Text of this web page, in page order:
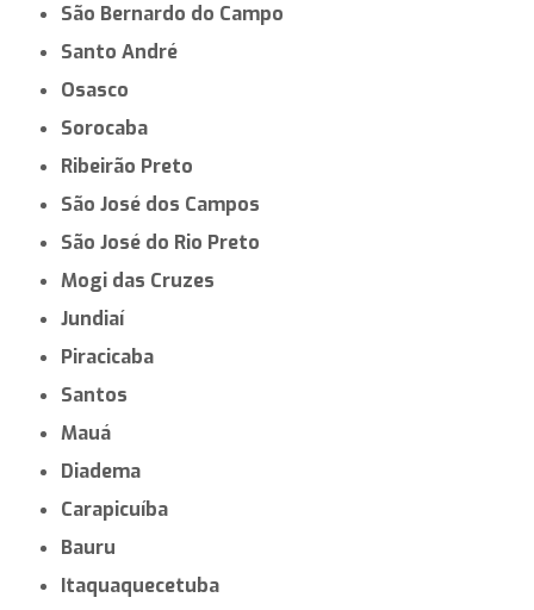
São Bernardo do Campo
Santo André
Osasco
Sorocaba
Ribeirão Preto
São José dos Campos
São José do Rio Preto
Mogi das Cruzes
Jundiaí
Piracicaba
Santos
Mauá
Diadema
Carapicuíba
Bauru
Itaquaquecetuba